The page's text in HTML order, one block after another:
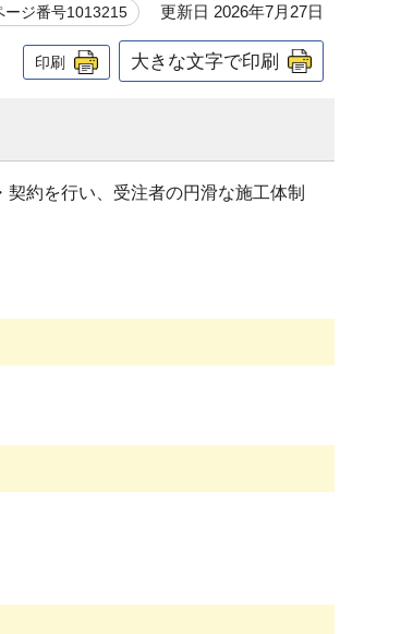
ージ番号1013215 更新日 2026年7月27日
印刷 大きな文字で印刷
約を行い、受注者の円滑な施工体制